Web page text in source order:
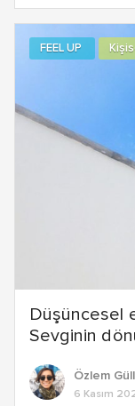
Düşüncesel
Sevginin
FEEL UP
Özlem
6 Kasım